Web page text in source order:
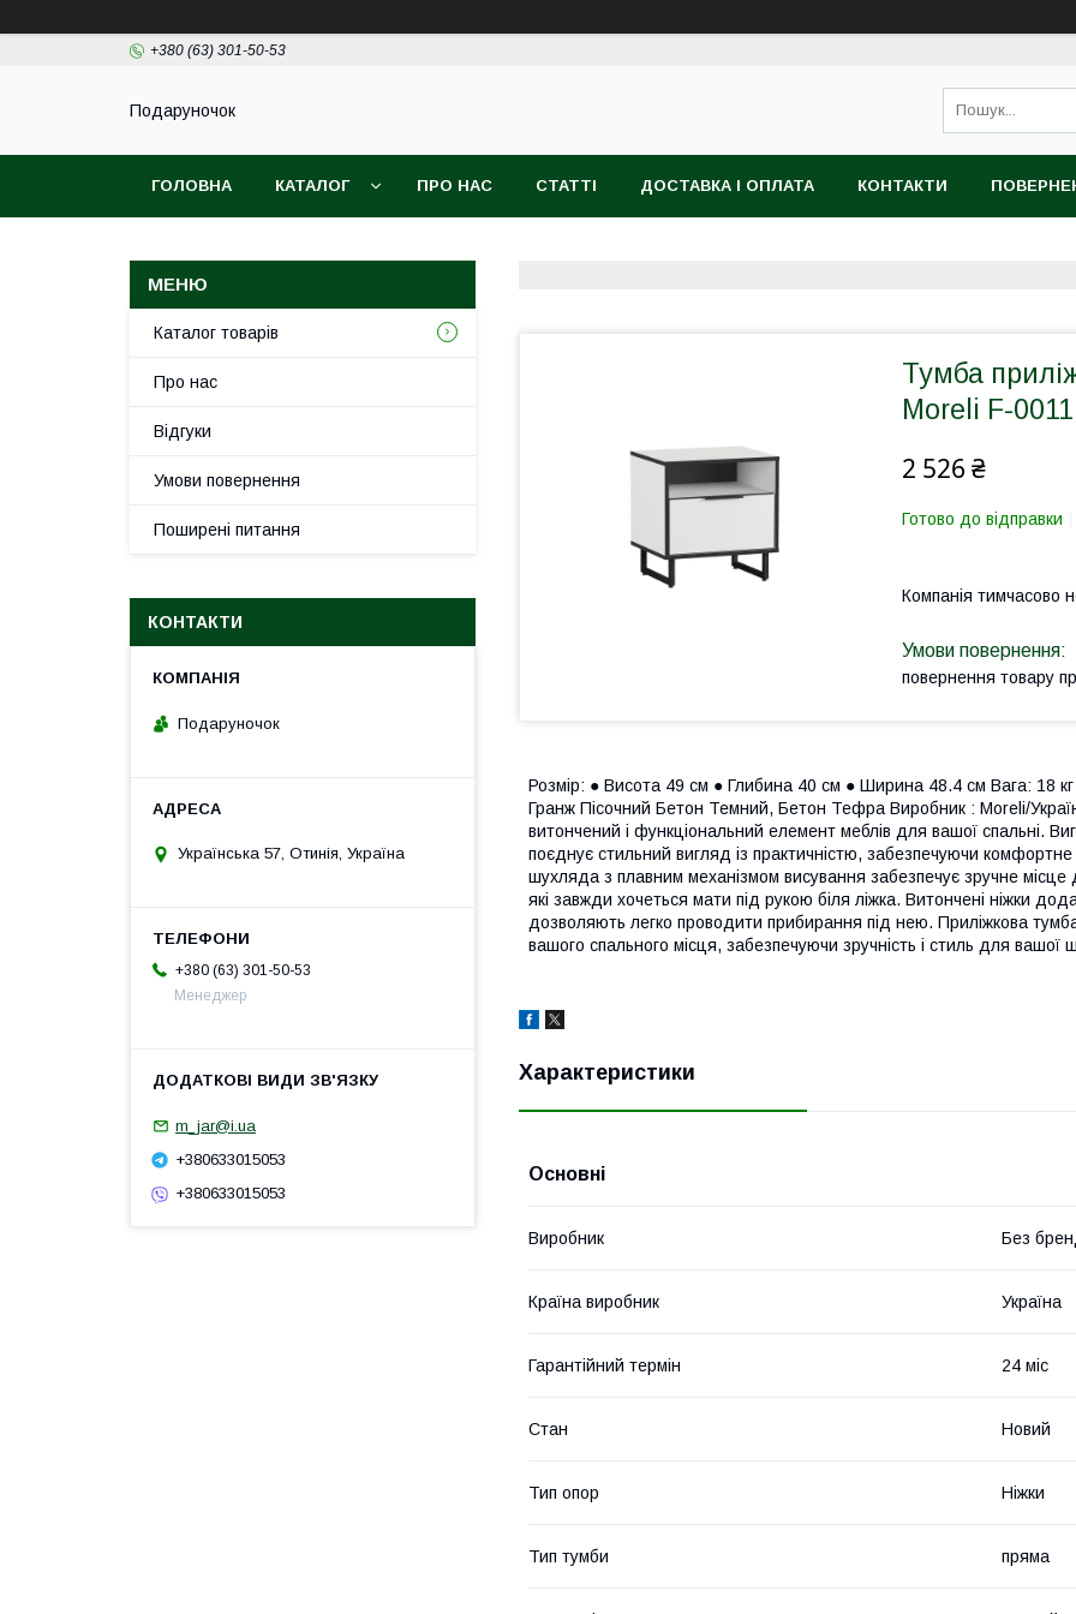
+380 (63) 301-50-53
Подаруночок
ГОЛОВНА КАТАЛОГ ПРО НАС СТАТТІ ДОСТАВКА І ОПЛАТА КОНТАКТИ
Тумба
Moreli F-
2 526 ₴
Готово до відправки
Компанія тимчасово
повернення товару
Розмір: ● Висота 49 см ● Глибина 40 см ● Ширина 48.4 см Вага: 18
Гранж Пісочний Бетон Темний, Бетон Тефра Виробник : Moreli/
витончений і функціональний елемент меблів для вашої спальні.
поєднує стильний вигляд із практичністю, забезпечуючи
шухляда з плавним механізмом висування забезпечує зручне місце
які завжди хочеться мати під рукою біля ліжка. Витончені ніжки
дозволяють легко проводити прибирання під нею. Приліжкова
вашого спального місця, забезпечуючи зручність і стиль для вашої
Характеристики
Основні
Виробник Без
Країна виробник Україна
Гарантійний термін 24 міс
Стан Новий
Тип опор Ніжки
Тип тумби пряма
Каталог товарів
Про нас
Відгуки
Умови повернення
Поширені питання
КОНТАКТИ
Подаруночок
Українська 57, Отинія, Україна
+380 (63) 301-50-53
Менеджер
m_jar@i.ua
+380633015053
+380633015053